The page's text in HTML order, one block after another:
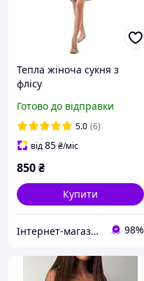
Тепла жіноча сукня з
флісу
Готово до відправки
5.0 (6)
від85₴/міс
850₴
Купити
Інтернет-магазин "Bolimi" 98%